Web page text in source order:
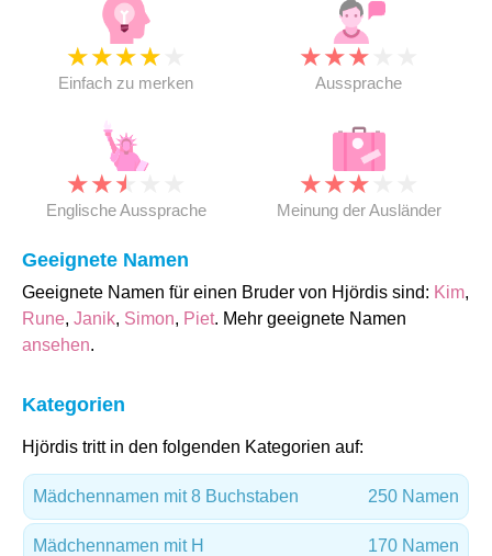
★★★★
Einfach zu merken
★★★
Aussprache
★★★
Englische Aussprache
★★★
Meinung der Ausländer
Geeignete Namen
Geeignete Namen für einen Bruder von Hjördis sind: Kim,
Rune, Janik, Simon, Piet. Mehr geeignete Namen
ansehen.
Kategorien
Hjördis tritt in den folgenden Kategorien auf:
Mädchennamen mit 8 Buchstaben 250 Namen
Mädchennamen mit H 170 Namen